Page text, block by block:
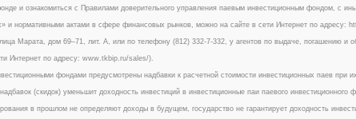
и ознакомиться с Правилами доверительного управления паевым инвестиционным фондом, с
и нормативными актами в сфере финансовых рынков, можно на сайте в сети Интернет по адресу:
Марата, дом 69–71, лит. А, или по телефону (812) 332-7-332, у агентов по выдаче, погашению и
Интернет по адресу: www.tkbip.ru/sales/).
фондами предусмотрены надбавки к расчетной стоимости инвестиционных паев при
(скидок) уменьшит доходность инвестиций в инвестиционные паи паевого
в прошлом не определяют доходы в будущем, государство не гарантирует доходность